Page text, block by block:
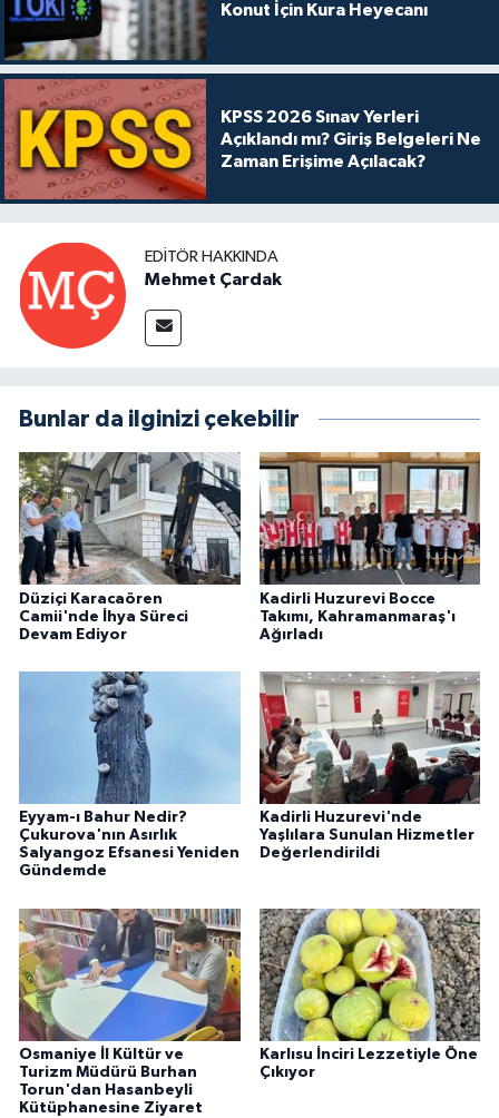
Konut İçin Kura Heyecanı
KPSS 2026 Sınav Yerleri
Açıklandı mı? Giriş Belgeleri Ne
Zaman Erişime Açılacak?
EDITÖR HAKKINDA
Mehmet Çardak
Bunlar da ilginizi çekebilir
Düziçi Karacaören
Camii'nde İhya Süreci
Devam Ediyor
Kadirli Huzurevi Bocce
Takımı, Kahramanmaraş'ı
Ağırladı
Eyyam-ı Bahur Nedir?
Çukurova'nın Asırlık
Salyangoz Efsanesi Yeniden
Gündemde
Kadirli Huzurevi'nde
Yaşlılara Sunulan Hizmetler
Değerlendirildi
Osmaniye İl Kültür ve
Turizm Müdürü Burhan
Torun'dan Hasanbeyli
Kütüphanesine Ziyaret
Karlısu İnciri Lezzetiyle Öne
Çıkıyor